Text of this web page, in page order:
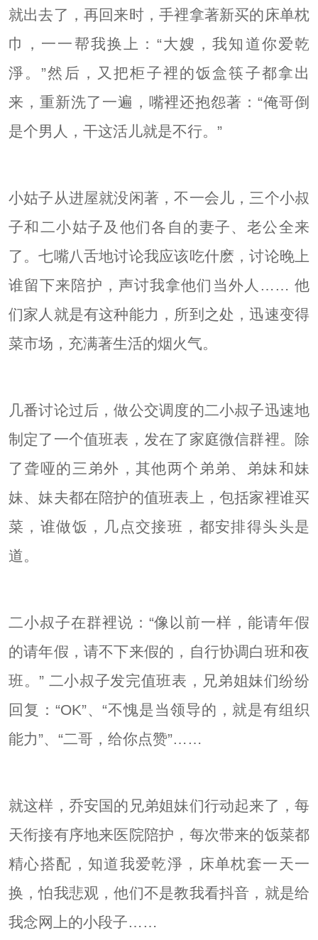
就出去了，再回来时，手裡拿著新买的床单枕
巾，一一帮我换上：“大嫂，我知道你爱乾
淨。”然后，又把柜子裡的饭盒筷子都拿出
来，重新洗了一遍，嘴裡还抱怨著：“俺哥倒
是个男人，干这活儿就是不行。”
小姑子从进屋就没闲著，不一会儿，三个小叔
子和二小姑子及他们各自的妻子、老公全来
了。七嘴八舌地讨论我应该吃什麽，讨论晚上
谁留下来陪护，声讨我拿他们当外人…… 他
们家人就是有这种能力，所到之处，迅速变得
菜市场，充满著生活的烟火气。
几番讨论过后，做公交调度的二小叔子迅速地
制定了一个值班表，发在了家庭微信群裡。除
了聋哑的三弟外，其他两个弟弟、弟妹和妹
妹、妹夫都在陪护的值班表上，包括家裡谁买
菜，谁做饭，几点交接班，都安排得头头是
道。
二小叔子在群裡说：“像以前一样，能请年假
的请年假，请不下来假的，自行协调白班和夜
班。” 二小叔子发完值班表，兄弟姐妹们纷纷
回复：“OK”、“不愧是当领导的，就是有组织
能力”、“二哥，给你点赞”……
就这样，乔安国的兄弟姐妹们行动起来了，每
天衔接有序地来医院陪护，每次带来的饭菜都
精心搭配，知道我爱乾淨，床单枕套一天一
换，怕我悲观，他们不是教我看抖音，就是给
我念网上的小段子……